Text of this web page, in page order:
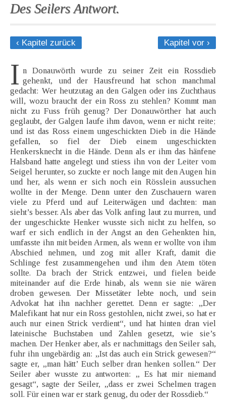
Des Seilers Antwort.
‹ Kapitel zurück Kapitel vor ›
I n Donauwörth wurde zu seiner Zeit ein Rossdieb
gehenkt, und der Hausfreund hat schon manchmal
gedacht: Wer heutzutag an den Galgen oder ins Zuchthaus
will, wozu braucht der ein Ross zu stehlen? Kommt man
nicht zu Fuss früh genug? Der Donauwörther hat auch
geglaubt, der Galgen laufe ihm davon, wenn er nicht reite;
und ist das Ross einem ungeschickten Dieb in die Hände
gefallen, so fiel der Dieb einem ungeschickten
Henkersknecht in die Hände. Denn als er ihm das hänfene
Halsband hatte angelegt und stiess ihn von der Leiter vom
Seigel herunter, so zuckte er noch lange mit den Augen hin
und her, als wenn er sich noch ein Rösslein aussuchen
wollte in der Menge. Denn unter den Zuschauern waren
viele zu Pferd und auf Leiterwägen und dachten: man
sieht’s besser. Als aber das Volk anfing laut zu murren, und
der ungeschickte Henker wusste sich nicht zu helfen, so
warf er sich endlich in der Angst an den Gehenkten hin,
umfasste ihn mit beiden Armen, als wenn er wollte von ihm
Abschied nehmen, und zog mit aller Kraft, damit die
Schlinge fest zusammengehen und ihm den Atem töten
sollte. Da brach der Strick entzwei, und fielen beide
miteinander auf die Erde hinab, als wenn sie nie wären
droben gewesen. Der Missetäter lebte noch, und sein
Advokat hat ihn nachher gerettet. Denn er sagte: „Der
Malefikant hat nur ein Ross gestohlen, nicht zwei, so hat er
auch nur einen Strick verdient“, und hat hinten dran viel
lateinische Buchstaben und Zahlen gesetzt, wie sie’s
machen. Der Henker aber, als er nachmittags den Seiler sah,
fuhr ihn ungebärdig an: „Ist das auch ein Strick gewesen?“
sagte er, „man hätt’ Euch selber dran henken sollen.“ Der
Seiler aber wusste zu antworten: „ Es hat mir niemand
gesagt“, sagte der Seiler, „dass er zwei Schelmen tragen
soll. Für einen war er stark genug, du oder der Rossdieb.“